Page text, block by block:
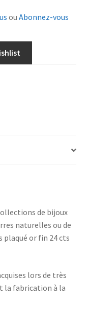
ou Abonnez-vous
de bijoux
naturelles ou de
plaqué or fin 24 cts
lors de très
la fabrication à la